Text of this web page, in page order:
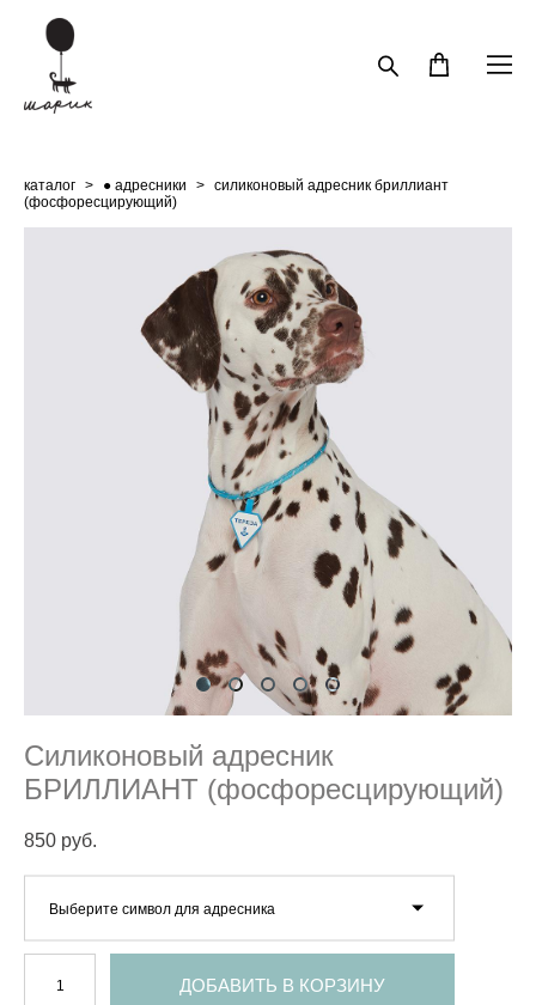
каталог > ● адресники > силиконовый адресник бриллиант
(фосфоресцирующий)
Силиконовый адресник
БРИЛЛИАНТ (фосфоресцирующий)
850 pуб.
Выберите символ для адресника
ДОБАВИТЬ В КОРЗИНУ